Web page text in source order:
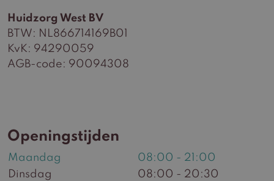
Huidzorg West BV
BTW: NL866714169B01
KvK: 94290059
AGB-code: 90094308
Openingstijden
Maandag
08:00 - 21:00
Dinsdag
08:00 - 20:30